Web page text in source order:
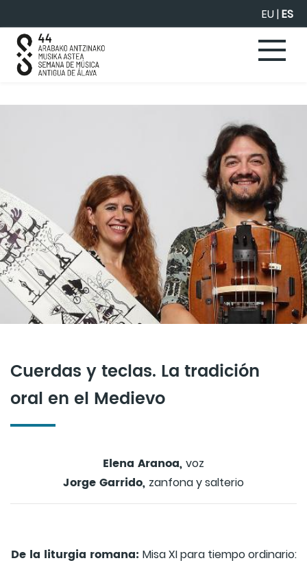
EU|ES
Cuerdas y teclas. La tradición
oral en el Medievo
Elena Aranoa, voz
Jorge Garrido, zanfona y salterio
De la liturgia romana: Misa XI para tiempo ordinario: